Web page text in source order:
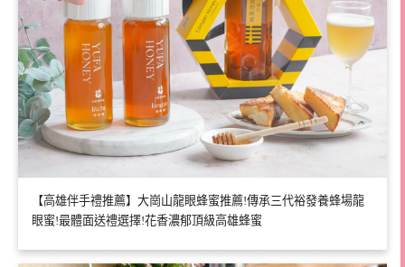
【高雄伴手禮推薦】大崗山龍眼蜂蜜推薦!傳承三代裕發養蜂場龍
眼蜜!最體面送禮選擇!花香濃郁頂級高雄蜂蜜